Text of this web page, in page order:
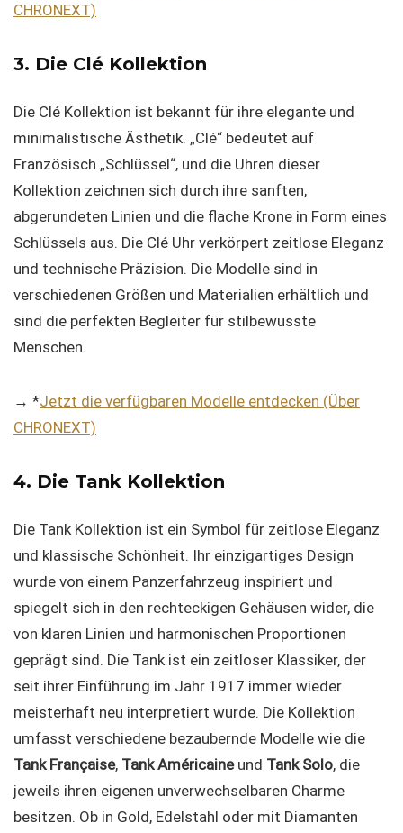
CHRONEXT)
3. Die Clé Kollektion
Die Clé Kollektion ist bekannt für ihre elegante und
minimalistische Ästhetik. „Clé“ bedeutet auf
Französisch „Schlüssel“, und die Uhren dieser
Kollektion zeichnen sich durch ihre sanften,
abgerundeten Linien und die flache Krone in Form eines
Schlüssels aus. Die Clé Uhr verkörpert zeitlose Eleganz
und technische Präzision. Die Modelle sind in
verschiedenen Größen und Materialien erhältlich und
sind die perfekten Begleiter für stilbewusste
Menschen.
→ *Jetzt die verfügbaren Modelle entdecken (Über
CHRONEXT)
4. Die Tank Kollektion
Die Tank Kollektion ist ein Symbol für zeitlose Eleganz
und klassische Schönheit. Ihr einzigartiges Design
wurde von einem Panzerfahrzeug inspiriert und
spiegelt sich in den rechteckigen Gehäusen wider, die
von klaren Linien und harmonischen Proportionen
geprägt sind. Die Tank ist ein zeitloser Klassiker, der
seit ihrer Einführung im Jahr 1917 immer wieder
meisterhaft neu interpretiert wurde. Die Kollektion
umfasst verschiedene bezaubernde Modelle wie die
Tank Française, Tank Américaineund Tank Solo, die
jeweils ihren eigenen unverwechselbaren Charme
besitzen. Ob in Gold, Edelstahl oder mit Diamanten